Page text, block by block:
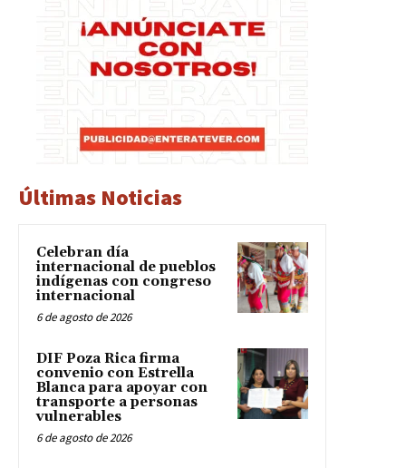
Últimas Noticias
Celebran día
internacional de pueblos
indígenas con congreso
internacional
6 de agosto de 2026
DIF Poza Rica firma
convenio con Estrella
Blanca para apoyar con
transporte a personas
vulnerables
6 de agosto de 2026